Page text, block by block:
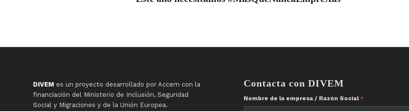
DIVEM es un proyecto desarrollado por Accem con la
financiación del Ministerio de Inclusión, Seguridad
Social y Migraciones y de la Unión Europea.
Contacta con DIVEM
Nombre de la empresa / Razón Social